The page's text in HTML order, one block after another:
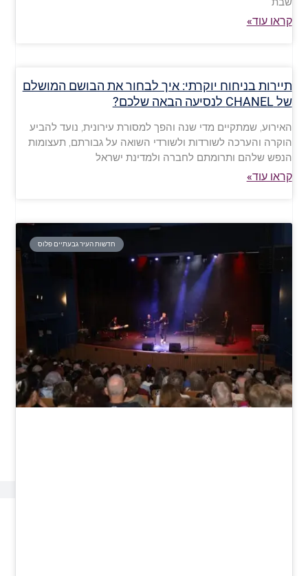
קראו עוד»
תיירות בניחוח יוקרתי: איך לבחור את הבושם המושלם
של CHANEL לנסיעה הבאה שלכם?
האירוע, שמתקיים מדי שנה והפך למסורת עירונית, נועד להביע
הוקרה והערכה לשורדות ולשורדי השואה על גבורתם, תעצומות
הנפש שלהם ותרומתם לחברה ולמדינת ישראל
קראו עוד»
חדשות העיר גבעתיים פלוס